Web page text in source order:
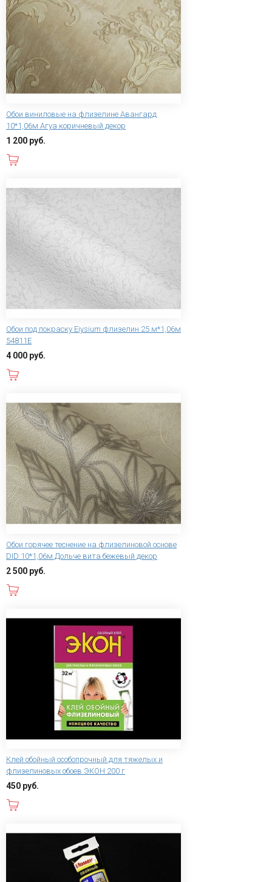
Обои виниловые на флизелине Авангард
10*1,06м Агуа коричневый декор
1 200 руб.
Обои под покраску Eiysium флизелин 25 м*1,06м
54811Е
4 000 руб.
Обои горячее теснение на флизелиновой основе
DID 10*1,06м Дольче вита бежевый декор
2 500 руб.
Клей обойный особопрочный для тяжелых и
флизелиновых обоев ЭКОН 200 г
450 руб.